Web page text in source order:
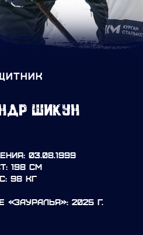
Шикун
03.08.1999
198 см
98 кг
«Зауралья»: 2025 г.